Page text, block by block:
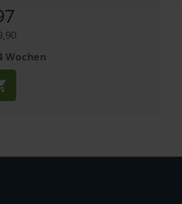
Wochen